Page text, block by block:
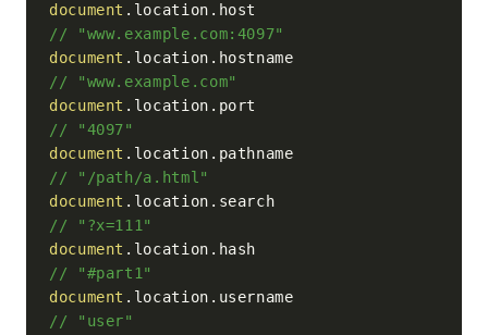
document . location . host
// "www.example.com:4097"
document . location . hostname
// "www.example.com"
document . location . port
// "4097"
document . location . pathname
// "/path/a.html"
document . location . search
// "?x=111"
document . location . hash
// "#part1"
document . location . username
// "user"